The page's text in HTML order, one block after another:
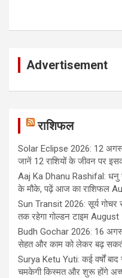
Advertisement
राशिफल
Solar Eclipse 2026: 12
जानें 12 राशियों के जीवन पर
Aaj Ka Dhanu Rashifal: धनु
के मौके, पढ़ें आज का राशिफल
Sun Transit 2026: सूर्य गोचर से
तक रहेगा गोल्डन टाइम August
Budh Gochar 2026: 16
सेहत और काम को लेकर बढ़
Surya Ketu Yuti: कई वर्षों बाद
चमकेगी किस्मत और शुरू होंगे